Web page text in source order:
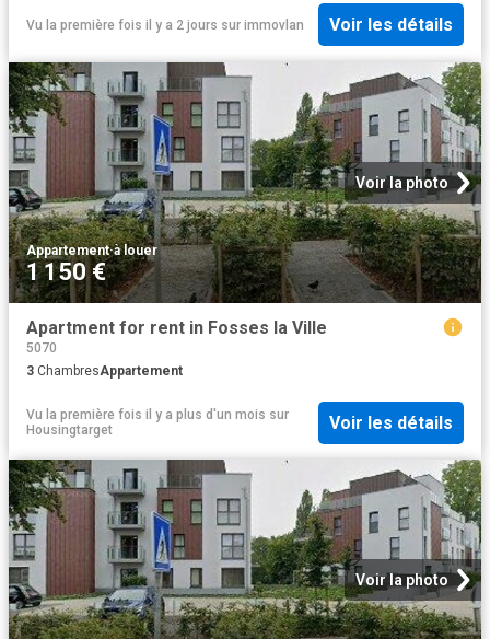
Vu la première fois il y a 2 jours sur immovlan Voir les détails
Voir la photo
Appartement·à louer
1 150 €
Apartment for rent in Fosses la Ville
5070
3 ChambresAppartement
Vu la première fois il y a plus d'un mois sur
Housingtarget
Voir les détails
Voir la photo